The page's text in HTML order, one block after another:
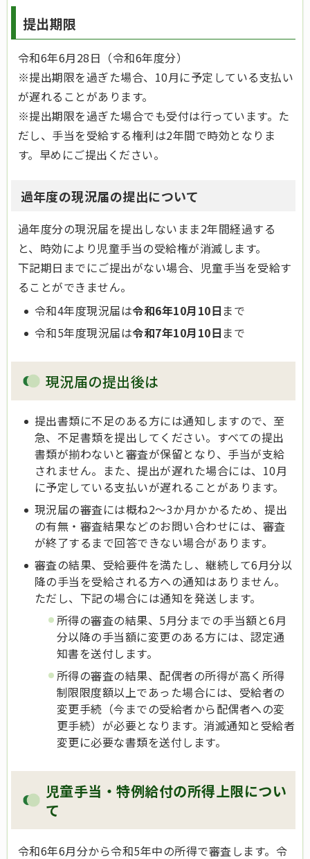
提出期限
令和6年6月28日（令和6年度分）
※提出期限を過ぎた場合、10月に予定している支払い
が遅れることがあります。
※提出期限を過ぎた場合でも受付は行っています。た
だし、手当を受給する権利は2年間で時効となりま
す。早めにご提出ください。
過年度の現況届の提出について
過年度分の現況届を提出しないまま2年間経過する
と、時効により児童手当の受給権が消滅します。
下記期日までにご提出がない場合、児童手当を受給す
ることができません。
令和4年度現況届は令和6年10月10日 まで
令和5年度現況届は令和7年10月10日 まで
現況届の提出後は
提出書類に不足のある方には通知しますので、至
急、不足書類を提出してください。すべての提出
書類が揃わないと審査が保留となり、手当が支給
されません。また、提出が遅れた場合には、10月
に予定している支払いが遅れることがあります。
現況届の審査には概ね2～3か月かかるため、提出
の有無・審査結果などのお問い合わせには、審査
が終了するまで回答できない場合があります。
審査の結果、受給要件を満たし、継続して6月分以
降の手当を受給される方への通知はありません。
ただし、下記の場合には通知を発送します。
所得の審査の結果、5月分までの手当額と6月
分以降の手当額に変更のある方には、認定通
知書を送付します。
所得の審査の結果、配偶者の所得が高く所得
制限限度額以上であった場合には、受給者の
変更手続（今までの受給者から配偶者への変
更手続）が必要となります。消滅通知と受給者
変更に必要な書類を送付します。
児童手当・特例給付の所得上限につい
て
令和6年6月分から令和5年中の所得で審査します。令